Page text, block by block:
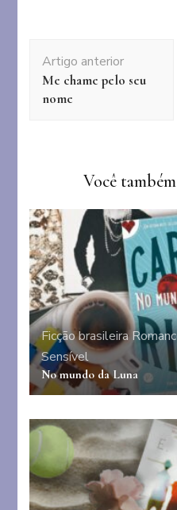
de
post
Artigo anterior
Me chame pelo seu
nome
Você
Ficção brasileira
Sensível
No mundo da Luna